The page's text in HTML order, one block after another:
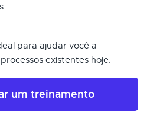
para ajudar você a
existentes hoje.
um treinamento